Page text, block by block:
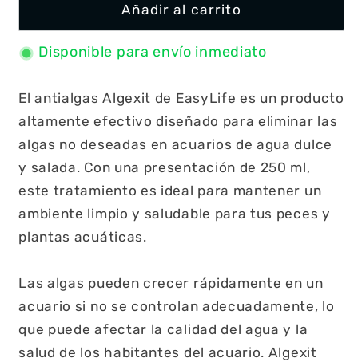
Añadir al carrito
Disponible para envío inmediato
El antialgas Algexit de EasyLife es un producto
altamente efectivo diseñado para eliminar las
algas no deseadas en acuarios de agua dulce
y salada. Con una presentación de 250 ml,
este tratamiento es ideal para mantener un
ambiente limpio y saludable para tus peces y
plantas acuáticas.
Las algas pueden crecer rápidamente en un
acuario si no se controlan adecuadamente, lo
que puede afectar la calidad del agua y la
salud de los habitantes del acuario. Algexit